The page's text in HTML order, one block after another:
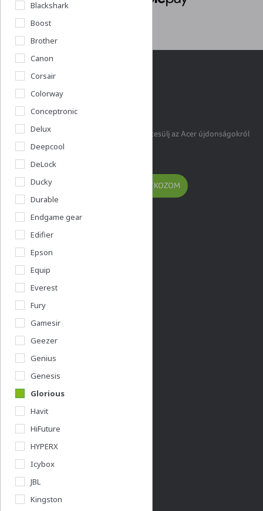
Blackshark
Boost
Brother
Canon
Corsair
Colorway
Conceptronic
Delux
Deepcool
DeLock
Ducky
Durable
Endgame gear
Edifier
Epson
Equip
Everest
Fury
Gamesir
Geezer
Genius
Genesis
Glorious
Havit
HiFuture
HYPERX
Icybox
JBL
Kingston
Legyél Te is klubtag, hogy első kézből értesülj az Acer újdonságokról
és akciókról!
FELIRATKOZOM
Kérdésed van?
info@acer.shop.hu
+36 20 / 800 2237
+36 20 / 372 2237
Céges árajánlat kérés
Információk
Vásárlás menete
Pályázatok
Végleges adattörlés